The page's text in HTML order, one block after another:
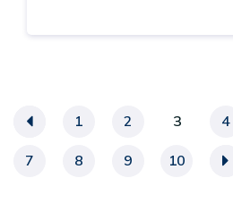
« 1 2 3 4
7
8 9 10 »